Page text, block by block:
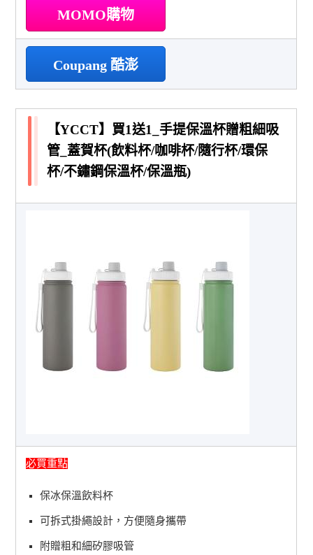
MOMO購物
Coupang 酷澎
【YCCT】買1送1_手提保溫杯贈粗細吸
管_蓋賀杯(飲料杯/咖啡杯/隨行杯/環保
杯/不鏽鋼保溫杯/保溫瓶)
必買重點
保冰保溫飲料杯
可拆式掛繩設計，方便隨身攜帶
附贈粗和細矽膠吸管